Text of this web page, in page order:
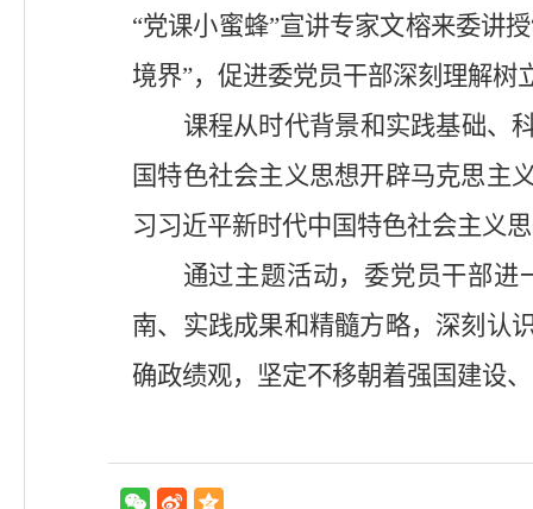
“党课小蜜蜂”宣讲专家文榕来委讲
境界”，促进委党员干部深刻理解
课程从时代背景和实践基础、
国特色社会主义思想开辟马克思主
习习近平新时代中国特色社会主义
通过主题活动，委党员干部
南、实践成果和精髓方略，深刻认
确政绩观，坚定不移朝着强国建设